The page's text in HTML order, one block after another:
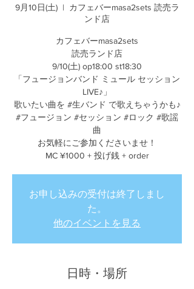
9月10日(土)
  |
カフェバーmasa2sets 読売ラ
ンド店
カフェバーmasa2sets
読売ランド店
9/10(土) op18:00 st18:30
「フュージョンバンド ミュール セッション
LIVE♪」
歌いたい曲を #生バンド で歌えちゃうかも♪
#フュージョン #セッション #ロック #歌謡
曲
お気軽にご参加くださいませ！
MC ¥1000 + 投げ銭 + order
お申し込みの受付は終了しまし
た。
他のイベントを見る
日時・場所